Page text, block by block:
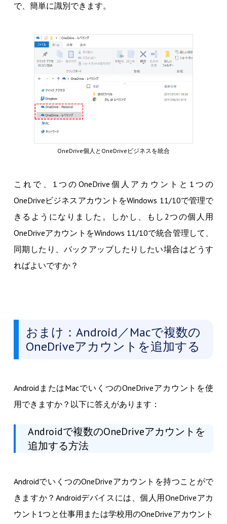
で、簡単に識別できます。
OneDrive個人とOneDriveビジネスを統合
これで、1つのOneDrive個人アカウントと1つの
OneDriveビジネスアカウントをWindows 11/10で管理で
きるようになりました。しかし、もし2つの個人用
OneDriveアカウントをWindows 11/10で統合管理して、
同期したり、バックアップしたりしたい場合はどうす
ればよいですか？
おまけ：Android／Macで複数の
OneDriveアカウントを追加する
AndroidまたはMacでいくつのOneDriveアカウントを使
用できますか？以下に答えがあります：
Androidで複数のOneDriveアカウントを
追加する方法
AndroidでいくつのOneDriveアカウントを持つことがで
きますか？Androidデバイスには、個人用OneDriveアカ
ウント1つと仕事用または学校用のOneDriveアカウント